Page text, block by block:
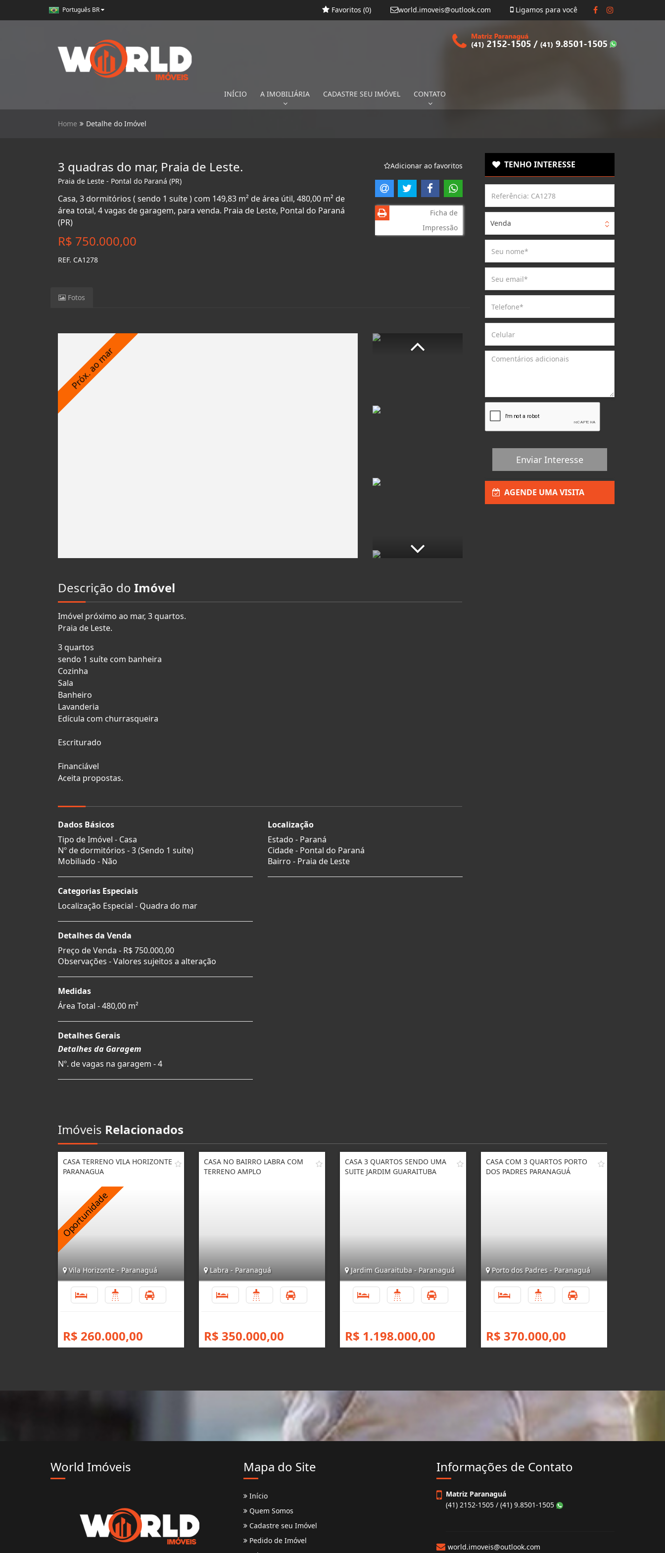
Português BR Ligamos para você
world.imoveis@outlook.com
Favoritos (0)
INÍCIO A IMOBILIÁRIA CADASTRE SEU IMÓVEL CONTATO
Home Detalhe do Imóvel
3 quadras do mar, Praia de Leste.
Praia de Leste - Pontal do Paraná (PR)
Casa, 3 dormitórios ( sendo 1 suíte ) com 149,83 m² de área útil, 480,00 m² de
área total, 4 vagas de garagem, para venda. Praia de Leste, Pontal do Paraná
(PR)
R$ 750.000,00
REF. CA1278
Adicionar ao favoritos
Ficha de
Impressão
Fotos
Descrição do Imóvel
Imóvel próximo ao mar, 3 quartos.
Praia de Leste.
3 quartos
sendo 1 suíte com banheira
Cozinha
Sala
Banheiro
Lavanderia
Edícula com churrasqueira
Escriturado
Financiável
Aceita propostas.
Dados Básicos
Tipo de Imóvel - Casa
Nº de dormitórios - 3 (Sendo 1 suíte)
Mobiliado - Não
Categorias Especiais
Localização Especial - Quadra do mar
Detalhes da Venda
Preço de Venda - R$ 750.000,00
Observações - Valores sujeitos a alteração
Medidas
Área Total - 480,00 m²
Detalhes Gerais
Detalhes da Garagem
Nº. de vagas na garagem - 4
Localização
Estado - Paraná
Cidade - Pontal do Paraná
Bairro - Praia de Leste
TENHO INTERESSE
Venda
Enviar Interesse
AGENDE UMA VISITA
Imóveis Relacionados
CASA TERRENO VILA HORIZONTE
PARANAGUA
Vila Horizonte - Paranaguá
R$ 260.000,00
CASA NO BAIRRO LABRA COM
TERRENO AMPLO
Labra - Paranaguá
R$ 350.000,00
CASA 3 QUARTOS SENDO UMA
SUITE JARDIM GUARAITUBA
Jardim Guaraituba - Paranaguá
R$ 1.198.000,00
CASA COM 3 QUARTOS PORTO
DOS PADRES PARANAGUÁ
Porto dos Padres - Paranaguá
R$ 370.000,00
World Imóveis Mapa do Site
Início
Quem Somos
Cadastre seu Imóvel
Pedido de Imóvel
Informações de Contato
Matriz Paranaguá
(41) 2152-1505 / (41) 9.8501-1505
world.imoveis@outlook.com